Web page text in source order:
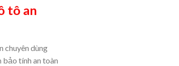
tô an
chuyên dùng
tính an toàn